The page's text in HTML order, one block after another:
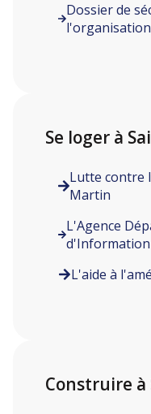
Dossier de
Se loger à
Lutte contre
Martin
L'Agence
d'Information
L'aide à
Construire